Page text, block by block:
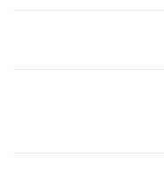
Wahrheiten